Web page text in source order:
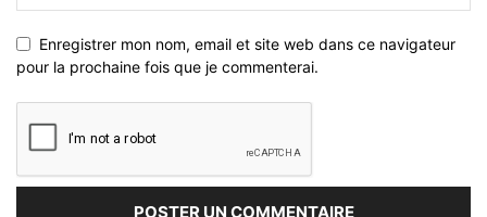
Enregistrer mon nom, email et site web dans ce navigateur
pour la prochaine fois que je commenterai.